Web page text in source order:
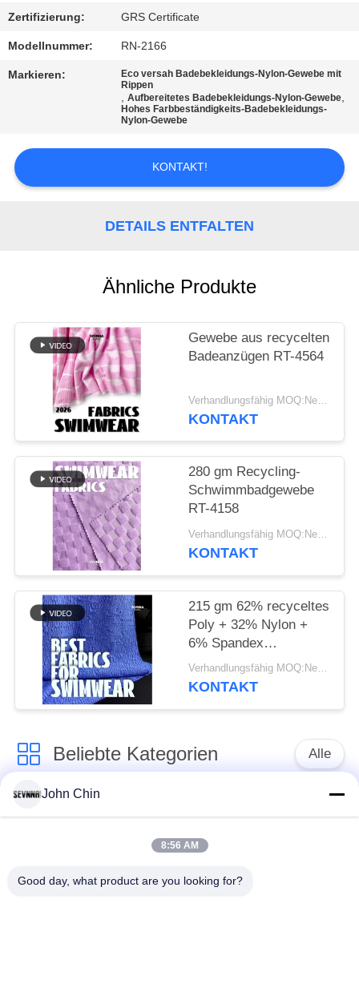
TRETEN
SIE
MIT
VERBINDUNG
NACHRICHTEN
PRIVACY
POLICY
Zertifizierung: GRS Certificate
Modellnummer: RN-2166
Markieren:
Eco versah Badebekleidungs-Nylon-Gewebe mit
Rippen
,Aufbereitetes Badebekleidungs-Nylon-Gewebe,
Hohes Farbbeständigkeits-Badebekleidungs-
Nylon-Gewebe
KONTAKT!
DETAILS ENTFALTEN
Ähnliche Produkte
Gewebe aus recycelten
Badeanzügen RT-4564
Verhandlungsfähig MOQ:Negotiable
KONTAKT
280 gm Recycling-
Schwimmbadgewebe
RT-4158
Verhandlungsfähig MOQ:Negotiable
KONTAKT
215 gm 62% recyceltes
Poly + 32% Nylon +
6% Spandex
Recyceltes
Badebekleidungsgewebe
Verhandlungsfähig MOQ:Negotiable
KONTAKT
Beliebte Kategorien Alle
Aufbereitetes
Nylongewebe
John Chin
8:56 AM
Good day, what product are you looking for?